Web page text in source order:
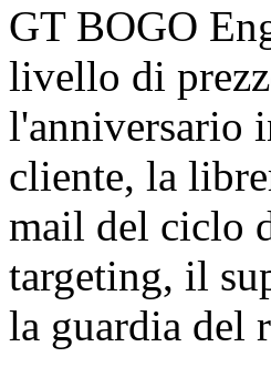
GT BOGO
livello di
l'anniversario
cliente, la
mail del ciclo
targeting, il
la guardia del